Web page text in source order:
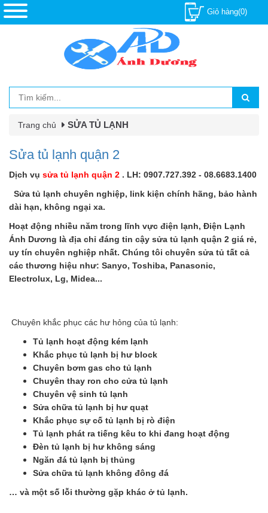
Giỏ hàng(0)
Trang chủ SỬA TỦ LẠNH
Sửa tủ lạnh quận 2
Dịch vụ sửa tủ lạnh quận 2 . LH: 0907.727.392 - 08.6683.1400
Sửa tủ lạnh chuyên nghiệp, link kiện chính hãng, bảo hành
dài hạn, không ngại xa.
Hoạt động nhiều năm trong lĩnh vực điện lạnh, Điện Lạnh
Ánh Dương là địa chỉ đáng tin cậy sửa tủ lạnh quận 2 giá rẻ,
uy tín chuyên nghiệp nhất. Chúng tôi chuyên sửa tủ tất cả
các thương hiệu như: Sanyo, Toshiba, Panasonic,
Electrolux, Lg, Midea...
Chuyên khắc phục các hư hỏng của tủ lạnh:
Tủ lạnh hoạt động kém lạnh
Khắc phục tủ lạnh bị hư block
Chuyên bơm gas cho tủ lạnh
Chuyên thay ron cho cửa tủ lạnh
Chuyên vệ sinh tủ lạnh
Sửa chữa tủ lạnh bị hư quạt
Khắc phục sự cố tủ lạnh bị rò điện
Tủ lạnh phát ra tiếng kêu to khi đang hoạt động
Đèn tủ lạnh bị hư không sáng
Ngăn đá tủ lạnh bị thủng
Sửa chữa tủ lạnh không đông đá
… và một số lỗi thường gặp khác ở tủ lạnh.